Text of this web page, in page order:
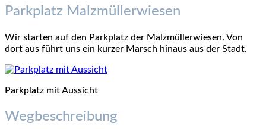
Parkplatz Malzmüllerwiesen
Wir starten auf den Parkplatz der Malzmüllerwiesen. Von
dort aus führt uns ein kurzer Marsch hinaus aus der Stadt.
Parkplatz mit Aussicht
Wegbeschreibung